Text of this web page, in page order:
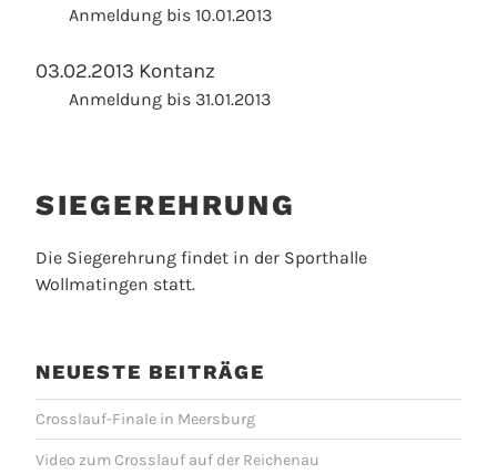
Anmeldung bis 10.01.2013
03.02.2013 Kontanz
Anmeldung bis 31.01.2013
SIEGEREHRUNG
Die Siegerehrung findet in der Sporthalle
Wollmatingen statt.
NEUESTE BEITRÄGE
Crosslauf-Finale in Meersburg
Video zum Crosslauf auf der Reichenau